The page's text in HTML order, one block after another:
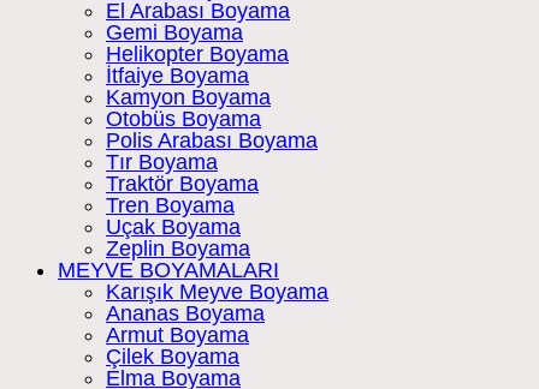
El Arabası Boyama
Gemi Boyama
Helikopter Boyama
İtfaiye Boyama
Kamyon Boyama
Otobüs Boyama
Polis Arabası Boyama
Tır Boyama
Traktör Boyama
Tren Boyama
Uçak Boyama
Zeplin Boyama
MEYVE BOYAMALARI
Karışık Meyve Boyama
Ananas Boyama
Armut Boyama
Çilek Boyama
Elma Boyama